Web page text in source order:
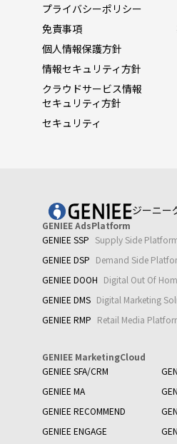
プライバシーポリシー
免責事項
個人情報保護方針
情報セキュリティ方針
クラウドサービス情報
セキュリティ方針
セキュリティ
ジーニー
GENIEE AdsPlatform
GENIEE SSP Supply Side
GENIEE DSP Demand Side
GENIEE DOOH Digital Out Of
GENIEE DMS Digital Marketing
GENIEE RMP Retail Media
GENIEE MarketingCloud
GENIEE SFA/CRM
GENIEE MA
GENIEE RECOMMEND
GENIEE ENGAGE